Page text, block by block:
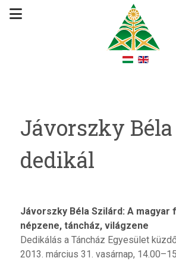
Jávorszky
dedikál
Jávorszky Béla Szilárd: A
népzene, táncház, világzene
Dedikálás a Táncház Egyesület
2013. március 31. vasárnap,